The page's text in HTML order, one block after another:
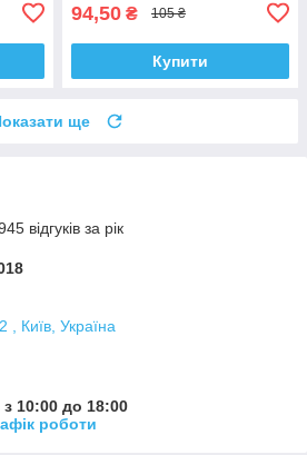
94,50 ₴ 105 ₴
Купити
ще
відгуків за рік
, Київ, Україна
10:00 до 18:00
роботи